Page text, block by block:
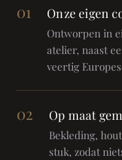
01 Onze eigen
Ontworpen in
atelier, naast
veertig
02 Op maat
Bekleding,
stuk, zodat